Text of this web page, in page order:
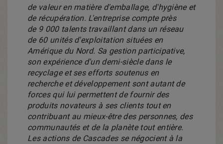
de valeur en matière d'emballage, d'hygiène et
de récupération. L'entreprise compte près
de 9 000 talents travaillant dans un réseau
de 60 unités d'exploitation situées en
Amérique du Nord. Sa gestion participative,
son expérience d'un demi-siècle dans le
recyclage et ses efforts soutenus en
recherche et développement sont autant de
forces qui lui permettent de fournir des
produits novateurs à ses clients tout en
contribuant au mieux-être des personnes, des
communautés et de la planète tout entière.
Les actions de Cascades se négocient à la